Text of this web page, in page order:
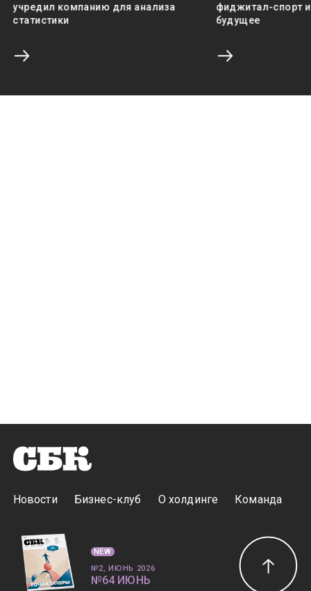
учредил компанию для анализа
статистики
фиджитал-спорт
будущее
Новости Бизнес-клуб О холдинге Команда
NEW
№2, ИЮНЬ 2026
№64 ИЮНЬ